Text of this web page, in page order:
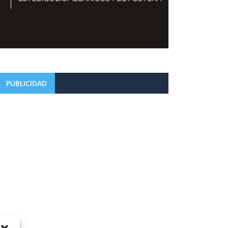
PUBLICIDAD